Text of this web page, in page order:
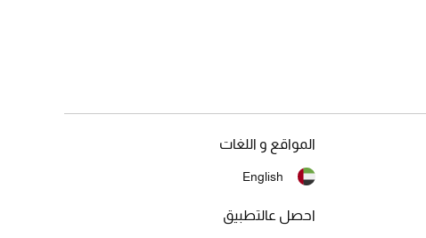
المواقع و اللغات
English
احصل عالتطبيق